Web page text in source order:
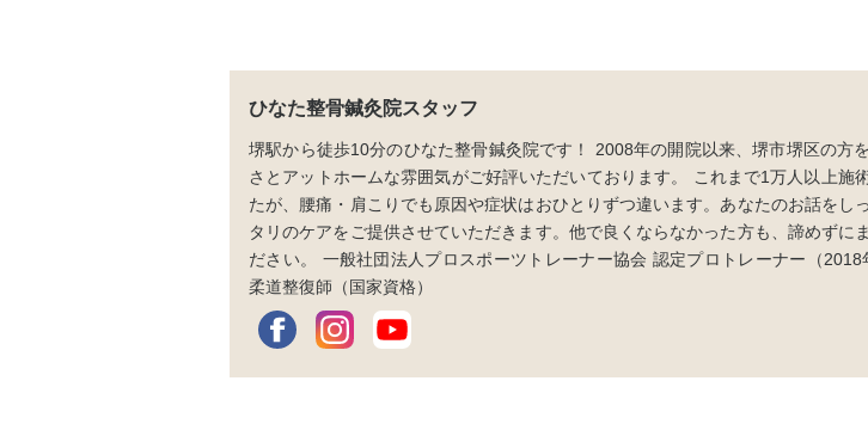
ひなた整骨鍼灸院スタッフ
堺駅から徒歩10分のひなた整骨鍼灸院です！ 2008年の開院以来、堺市堺区の方
さとアットホームな雰囲気がご好評いただいております。 これまで1万人以上施
たが、腰痛・肩こりでも原因や症状はおひとりずつ違います。あなたのお話をし
タリのケアをご提供させていただきます。他で良くならなかった方も、諦めずに
ださい。 一般社団法人プロスポーツトレーナー協会 認定プロトレーナー（2018
柔道整復師（国家資格）